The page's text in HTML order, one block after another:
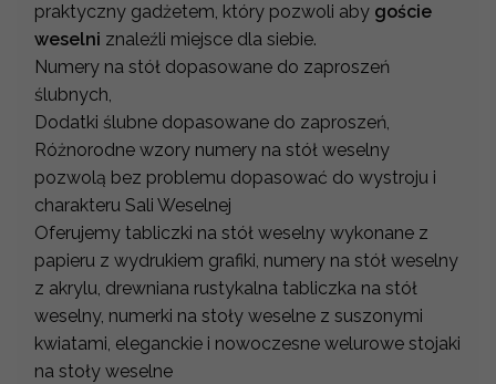
praktyczny gadżetem, który pozwoli aby goście
weselni znaleźli miejsce dla siebie.
Numery na stół dopasowane do zaproszeń
ślubnych,
Dodatki ślubne dopasowane do zaproszeń,
Różnorodne wzory numery na stół weselny
pozwolą bez problemu dopasować do wystroju i
charakteru Sali Weselnej
Oferujemy tabliczki na stół weselny wykonane z
papieru z wydrukiem grafiki, numery na stół weselny
z akrylu, drewniana rustykalna tabliczka na stół
weselny, numerki na stoły weselne z suszonymi
kwiatami, eleganckie i nowoczesne welurowe stojaki
na stoły weselne